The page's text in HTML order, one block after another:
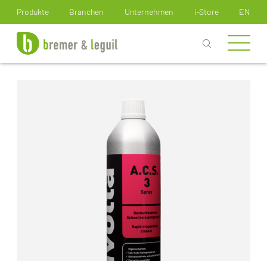
Produkte Branchen Unternehmen i-Store EN